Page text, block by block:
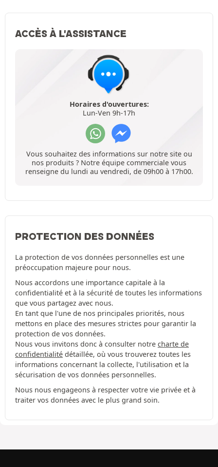
ACCÈS À L'ASSISTANCE
Horaires d'ouvertures:
Lun-Ven 9h-17h
Vous souhaitez des informations sur notre site ou
nos produits ? Notre équipe commerciale vous
renseigne du lundi au vendredi, de 09h00 à 17h00.
PROTECTION DES DONNÉES
La protection de vos données personnelles est une
préoccupation majeure pour nous.
Nous accordons une importance capitale à la
confidentialité et à la sécurité de toutes les informations
que vous partagez avec nous.
En tant que l'une de nos principales priorités, nous
mettons en place des mesures strictes pour garantir la
protection de vos données.
Nous vous invitons donc à consulter notre charte de
confidentialité détaillée, où vous trouverez toutes les
informations concernant la collecte, l'utilisation et la
sécurisation de vos données personnelles.
Nous nous engageons à respecter votre vie privée et à
traiter vos données avec le plus grand soin.